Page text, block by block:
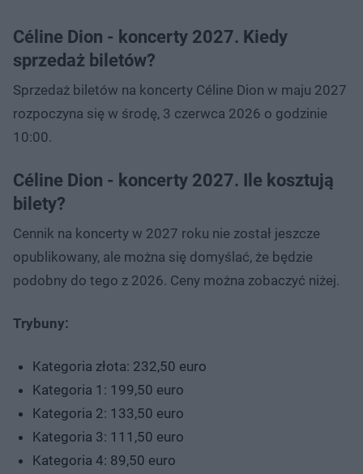
Céline Dion - koncerty 2027. Kiedy
sprzedaż biletów?
Sprzedaż biletów na koncerty Céline Dion w maju 2027
rozpoczyna się w środę, 3 czerwca 2026 o godzinie
10:00.
Céline Dion - koncerty 2027. Ile kosztują
bilety?
Cennik na koncerty w 2027 roku nie został jeszcze
opublikowany, ale można się domyślać, że będzie
podobny do tego z 2026. Ceny można zobaczyć niżej.
Trybuny:
Kategoria złota: 232,50 euro
Kategoria 1: 199,50 euro
Kategoria 2: 133,50 euro
Kategoria 3: 111,50 euro
Kategoria 4: 89,50 euro